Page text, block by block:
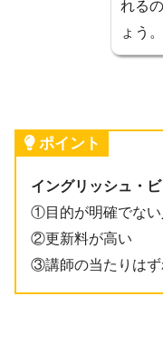
れる
ょう。
ポイント
イングリッシュ・
①目的が明確でない
②更新料が高い
③講師の当たりはず